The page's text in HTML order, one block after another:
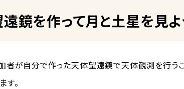
鏡を作って月と土星を見よ
者が自分で作った天体望遠鏡で天体観測を行う
す。